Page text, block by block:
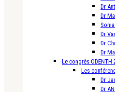
Dr
Dr
Dr
Dr
Dr
Le congrès ODENTH
Les
Dr
Dr